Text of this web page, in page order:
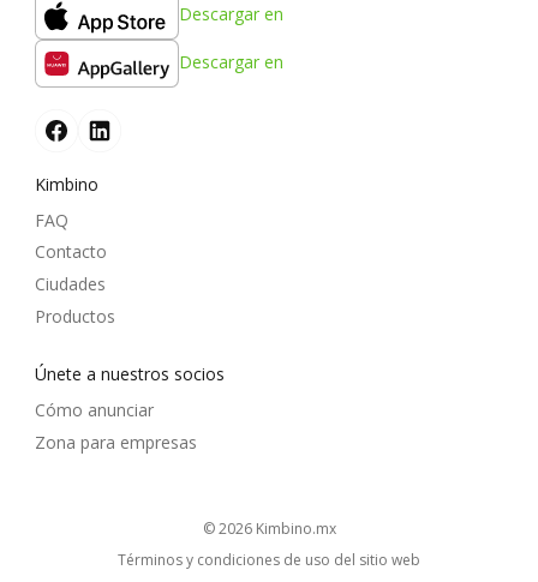
Descargar en
Descargar en
Kimbino
FAQ
Contacto
Ciudades
Productos
Únete a nuestros socios
Cómo anunciar
Zona para empresas
© 2026 kimbino.mx
Términos y condiciones de uso del sitio web